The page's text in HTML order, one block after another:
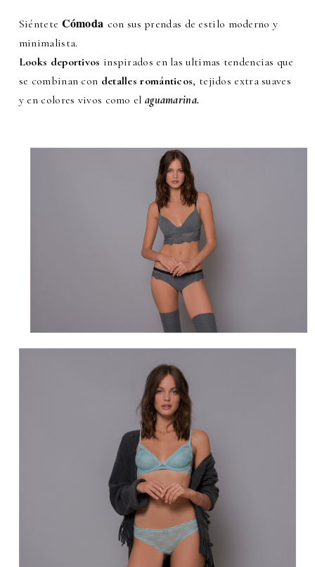
Siéntete Cómoda con sus prendas de estilo moderno y
minimalista.
Looks deportivos inspirados en las ultimas tendencias que
se combinan con detalles románticos, tejidos extra suaves
y en colores vivos como el aguamarina.